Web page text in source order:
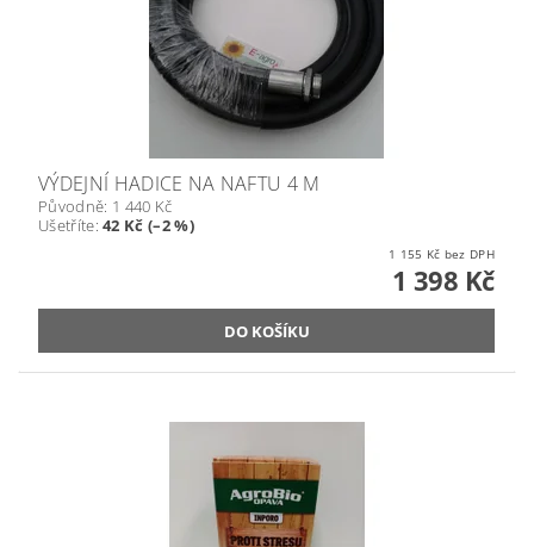
VÝDEJNÍ HADICE NA NAFTU 4 M
Původně: 1 440 Kč
Ušetříte:42 Kč (–2 %)
1 155 Kč bez DPH
1 398 Kč